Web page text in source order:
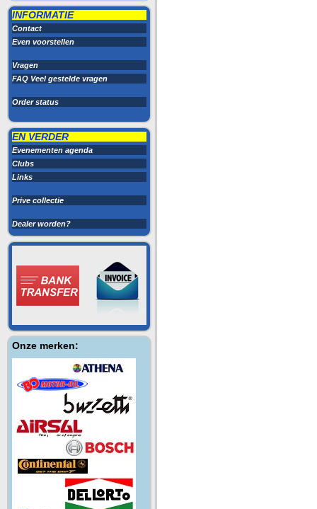
INFORMATIE
Contact
Even voorstellen
Vragen
FAQ Veel gestelde vragen
Order status
EN VERDER
Evenementen agenda
Clubs
Links
Prive collectie
Dealer worden?
Onze merken: